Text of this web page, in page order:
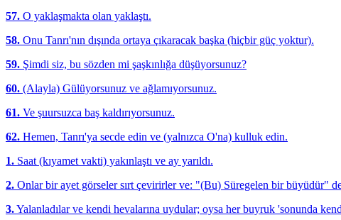
57. O yaklaşmakta olan yaklaştı.
58. Onu Tanrı'nın dışında ortaya çıkaracak başka (hiçbir güç yoktur).
59. Şimdi siz, bu sözden mi şaşkınlığa düşüyorsunuz?
60. (Alayla) Gülüyorsunuz ve ağlamıyorsunuz.
61. Ve şuursuzca baş kaldırıyorsunuz.
62. Hemen, Tanrı'ya secde edin ve (yalnızca O'na) kulluk edin.
1. Saat (kıyamet vakti) yakınlaştı ve ay yarıldı.
2. Onlar bir ayet görseler sırt çevirirler ve: "(Bu) Süregelen bir büyüdür"
3.Yalanladılar ve kendi hevalarına uydular; oysa her buyruk 'sonunda